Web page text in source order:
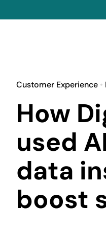
Customer Experience•
How
used
data
boost